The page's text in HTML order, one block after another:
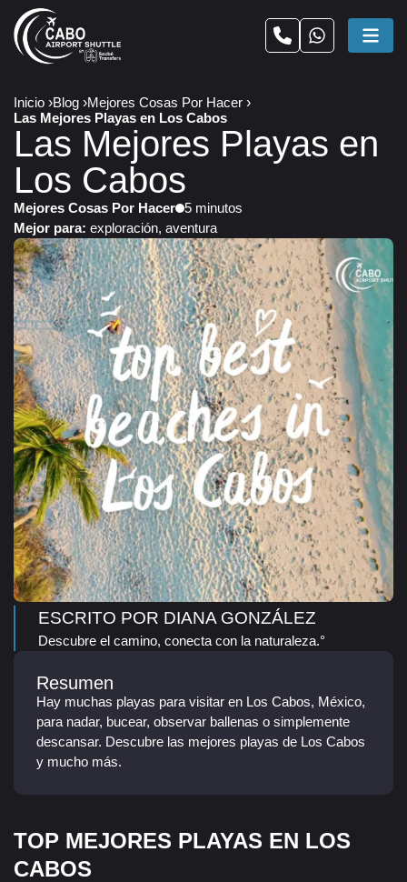
Inicio Blog
Mejores Cosas Por Hacer
Las Mejores Playas en Los Cabos
Las Mejores Playas en
Los Cabos
Mejores Cosas Por Hacer
5 minutos
Mejor para: exploración, aventura
ESCRITO POR DIANA GONZÁLEZ
Descubre el camino, conecta con la naturaleza.°
Resumen
Hay muchas playas para visitar en Los Cabos, México,
para nadar, bucear, observar ballenas o simplemente
descansar. Descubre las mejores playas de Los Cabos
y mucho más.
TOP MEJORES PLAYAS EN LOS
CABOS